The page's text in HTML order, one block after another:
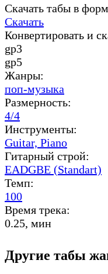
Скачать табы в
Скачать
Конвертировать и
gp3
gp5
Жанры:
поп-музыка
Размерность:
4/4
Инструменты:
Guitar, Piano
Гитарный строй:
EADGBE (Standart)
Темп:
100
Время трека:
0.25, мин
Другие табы